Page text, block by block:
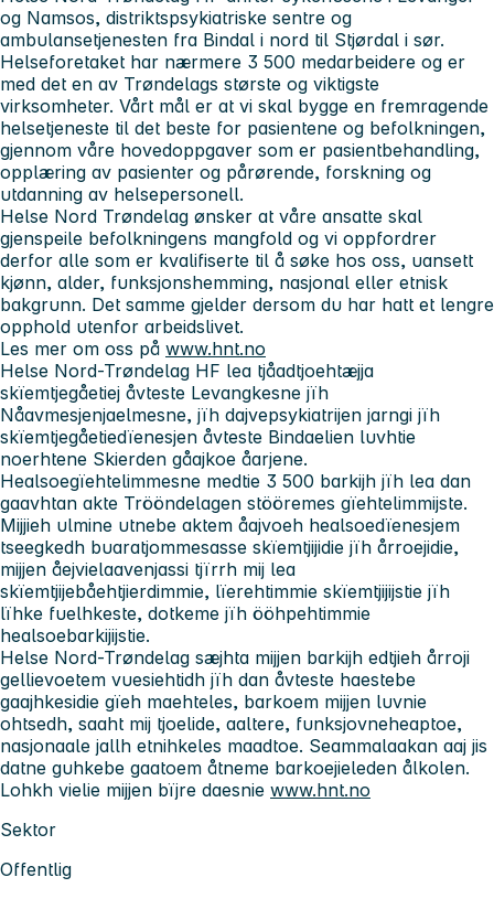
og Namsos, distriktspsykiatriske sentre og
ambulansetjenesten fra Bindal i nord til Stjørdal i sør.
Helseforetaket har nærmere 3 500 medarbeidere og er
med det en av Trøndelags største og viktigste
virksomheter. Vårt mål er at vi skal bygge en fremragende
helsetjeneste til det beste for pasientene og befolkningen,
gjennom våre hovedoppgaver som er pasientbehandling,
opplæring av pasienter og pårørende, forskning og
utdanning av helsepersonell.
Helse Nord Trøndelag ønsker at våre ansatte skal
gjenspeile befolkningens mangfold og vi oppfordrer
derfor alle som er kvalifiserte til å søke hos oss, uansett
kjønn, alder, funksjonshemming, nasjonal eller etnisk
bakgrunn. Det samme gjelder dersom du har hatt et lengre
opphold utenfor arbeidslivet.
Les mer om oss på www.hnt.no
Helse Nord-Trøndelag HF lea tjåadtjoehtæjja
skïemtjegåetiej åvteste Levangkesne jïh
Nåavmesjenjaelmesne, jïh dajvepsykiatrijen jarngi jïh
skïemtjegåetiedïenesjen åvteste Bindaelien luvhtie
noerhtene Skierden gåajkoe åarjene.
Healsoegïehtelimmesne medtie 3 500 barkijh jïh lea dan
gaavhtan akte Trööndelagen stööremes gïehtelimmijste.
Mijjieh ulmine utnebe aktem åajvoeh healsoedïenesjem
tseegkedh buaratjommesasse skïemtjijidie jïh årroejidie,
mijjen åejvielaavenjassi tjïrrh mij lea
skïemtjijebåehtjierdimmie, lïerehtimmie skïemtjijijstie jïh
lïhke fuelhkeste, dotkeme jïh ööhpehtimmie
healsoebarkijijstie.
Helse Nord-Trøndelag sæjhta mijjen barkijh edtjieh årroji
gellievoetem vuesiehtidh jïh dan åvteste haestebe
gaajhkesidie gïeh maehteles, barkoem mijjen luvnie
ohtsedh, saaht mij tjoelide, aaltere, funksjovneheaptoe,
nasjonaale jallh etnihkeles maadtoe. Seammalaakan aaj jis
datne guhkebe gaatoem åtneme barkoejieleden ålkolen.
Lohkh vielie mijjen bïjre daesnie www.hnt.no
Sektor
Offentlig